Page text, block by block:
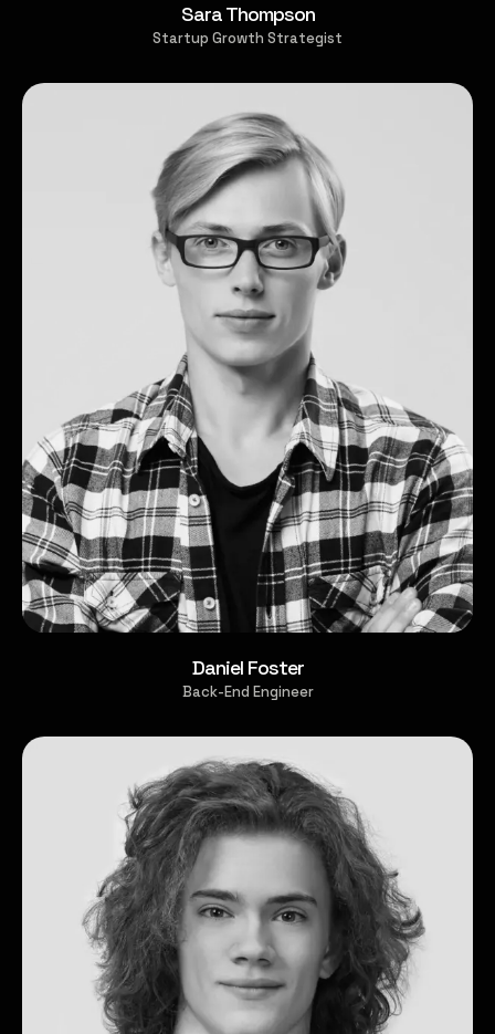
Sara Thompson
Startup Growth Strategist
Daniel Foster
Back-End Engineer